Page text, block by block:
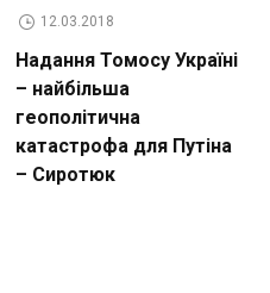
12.03.2018
Надання Томосу Україні
– найбільша
геополітична
катастрофа для Путіна
– Сиротюк